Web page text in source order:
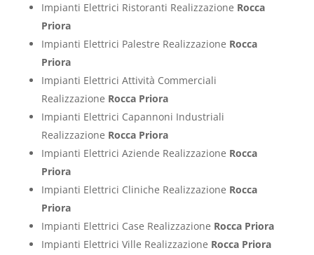
Impianti Elettrici Ristoranti Realizzazione Rocca
Priora
Impianti Elettrici Palestre Realizzazione Rocca
Priora
Impianti Elettrici Attività Commerciali
Realizzazione Rocca Priora
Impianti Elettrici Capannoni Industriali
Realizzazione Rocca Priora
Impianti Elettrici Aziende Realizzazione Rocca
Priora
Impianti Elettrici Cliniche Realizzazione Rocca
Priora
Impianti Elettrici Case Realizzazione Rocca Priora
Impianti Elettrici Ville Realizzazione Rocca Priora